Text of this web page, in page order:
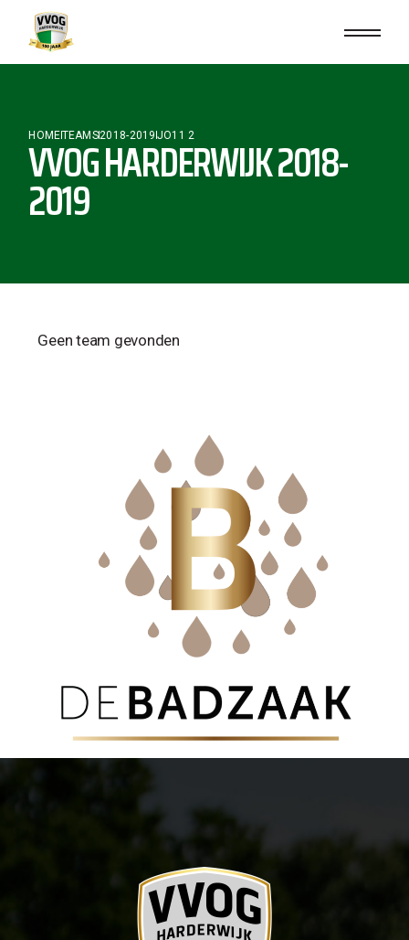
HOMETEAMS2018-2019 JO11 2
VVOG HARDERWIJK 2018-
2019
Geen team gevonden